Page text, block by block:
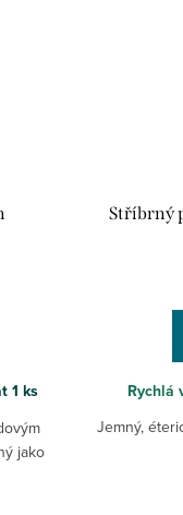
1 ks
jako
Stříbrný
Rychlá
Jemný,